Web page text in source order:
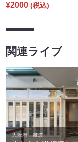
¥2000 (税込)
関連ライブ